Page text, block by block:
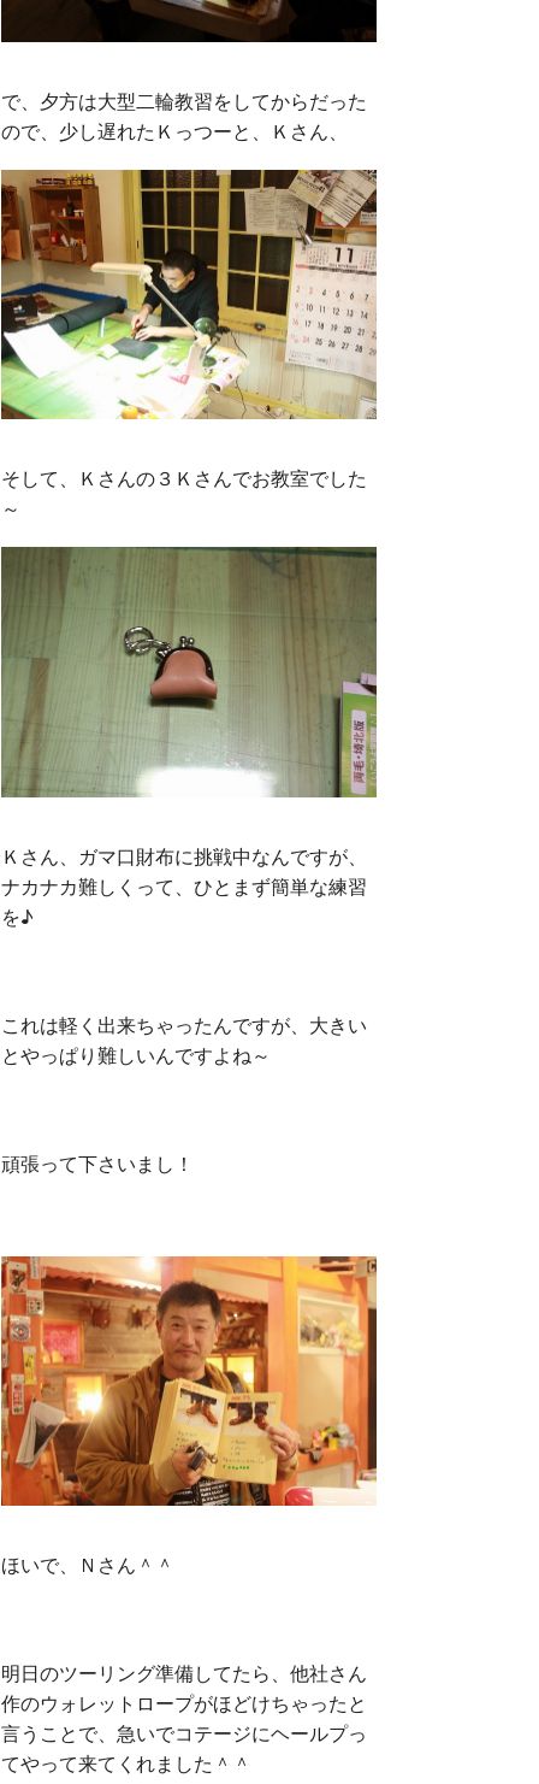
で、夕方は大型二輪教習をしてからだった
ので、少し遅れたＫっつーと、Ｋさん、
そして、Ｋさんの３Ｋさんでお教室でした
～
Ｋさん、ガマ口財布に挑戦中なんですが、
ナカナカ難しくって、ひとまず簡単な練習
を♪
これは軽く出来ちゃったんですが、大きい
とやっぱり難しいんですよね～
頑張って下さいまし！
ほいで、Ｎさん＾＾
明日のツーリング準備してたら、他社さん
作のウォレットロープがほどけちゃったと
言うことで、急いでコテージにヘールプっ
てやって来てくれました＾＾